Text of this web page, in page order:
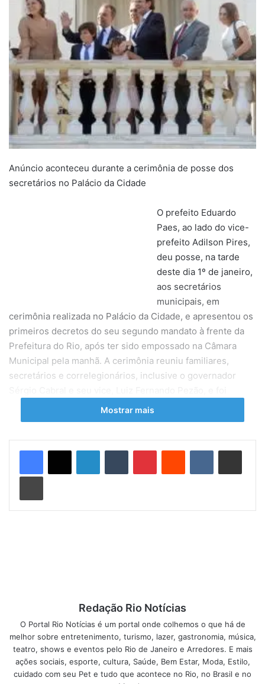
Anúncio aconteceu durante a cerimônia de posse dos
secretários no Palácio da Cidade
O prefeito Eduardo
Paes, ao lado do vice-
prefeito Adilson Pires,
deu posse, na tarde
deste dia 1º de janeiro,
aos secretários
municipais, em
cerimônia realizada no Palácio da Cidade, e apresentou os
primeiros decretos do seu segundo mandato à frente da
Prefeitura do Rio, após ter sido empossado na Câmara
Municipal pela manhã. A cerimônia reuniu familiares,
secretários e correlegionários, inclusive o governador
introduzida por um ato ecumênico.
se viver e investir. Mais do que prepararmos grandes
capacidade de cumprir prazos, atingir metas e deixar um
dos avanços já alcançados, nossos três principais desafios
ressaltar a parceria
entre os governos para
a construção de uma
cidade melhor:
Mostrar mais
Redação Rio Notícias
O Portal Rio Notícias é um portal onde colhemos o que há de
melhor sobre entretenimento, turismo, lazer, gastronomia, música,
teatro, shows e eventos pelo Rio de Janeiro e Arredores. E mais
ações sociais, esporte, cultura, Saúde, Bem Estar, Moda, Estilo,
cuidado com seu Pet e tudo que acontece no Rio, no Brasil e no